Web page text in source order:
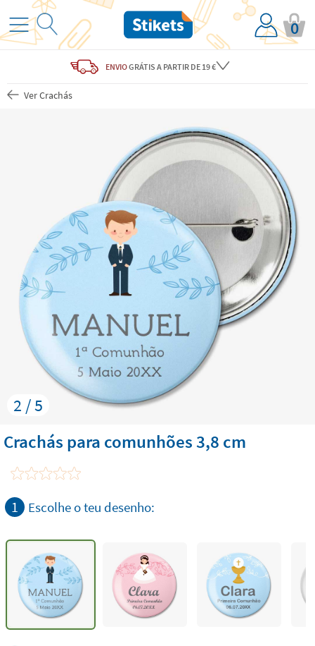
0
ENVIOGRÁTIS A PARTIR DE 19 €
Ver Crachás
2 / 5
Crachás para comunhões 3,8 cm
1 Escolhe o teu desenho: